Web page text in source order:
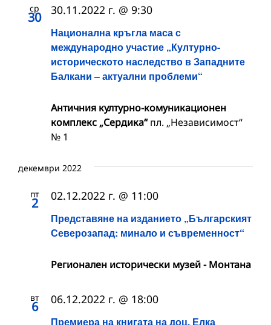
ср
30
Национална кръгла маса с
международно участие „Културно-
историческото наследство в Западните
Балкани – актуални проблеми“
30.11.2022 г. @ 9:30
Античния културно-комуникационен
комплекс „Сердика“пл. „Независимост“
№ 1
декември 2022
пт
2
Представяне на изданието „Българският
Северозапад: минало и съвременност“
02.12.2022 г. @ 11:00
Регионален исторически музей - Монтана
вт
6
Премиера на книгата на доц. Елка
06.12.2022 г. @ 18:00